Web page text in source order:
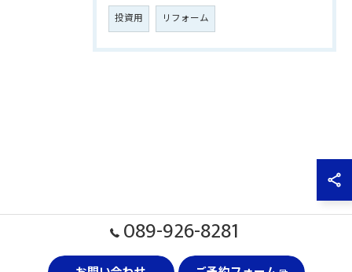
投資用 リフォーム
089-926-8281